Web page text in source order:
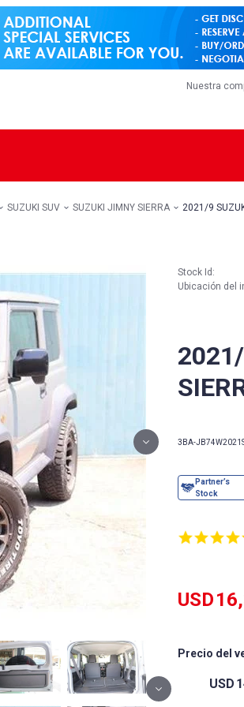
Nuestra
SUZUKI SUV SUZUKI JIMNY SIERRA 2021/9
3BA-JB74W2021
Stock Id:
Ubicación del
USD
Precio del
USD